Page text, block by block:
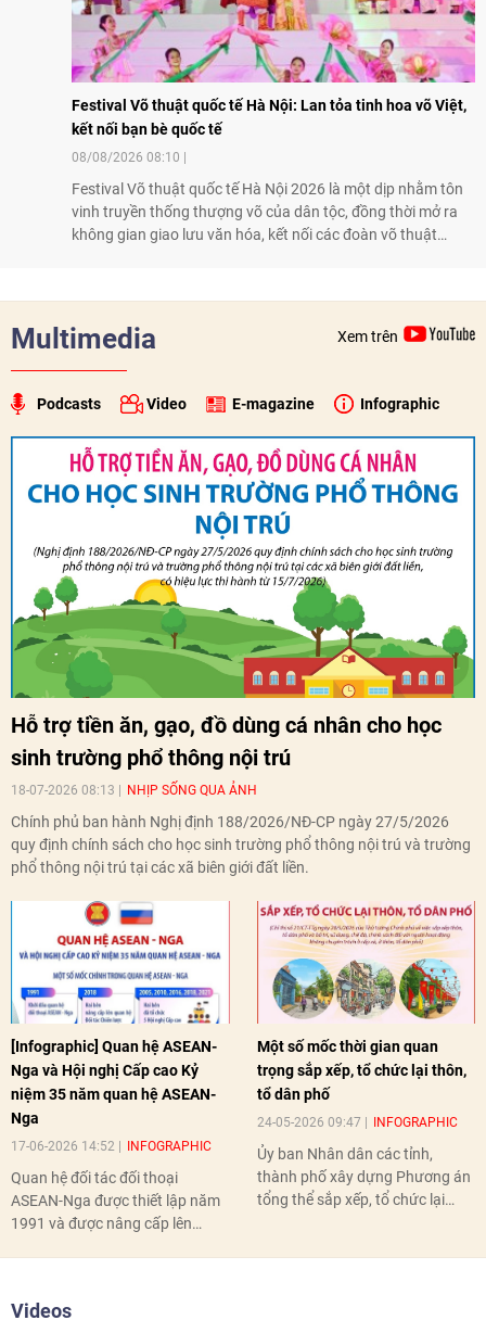
Festival Võ thuật quốc tế Hà Nội: Lan tỏa tinh hoa võ Việt,
kết nối bạn bè quốc tế
08/08/2026 08:10
Festival Võ thuật quốc tế Hà Nội 2026 là một dịp nhằm tôn
vinh truyền thống thượng võ của dân tộc, đồng thời mở ra
không gian giao lưu văn hóa, kết nối các đoàn võ thuật
Multimedia Xem trên
Podcasts Video E-magazine Infographic
Hỗ trợ tiền ăn, gạo, đồ dùng cá nhân cho học
sinh trường phổ thông nội trú
18-07-2026 08:13 NHỊP SỐNG QUA ẢNH
Chính phủ ban hành Nghị định 188/2026/NĐ-CP ngày 27/5/2026
quy định chính sách cho học sinh trường phổ thông nội trú và trường
phổ thông nội trú tại các xã biên giới đất liền.
[Infographic] Quan hệ ASEAN-
Nga và Hội nghị Cấp cao Kỷ
niệm 35 năm quan hệ ASEAN-
Nga
17-06-2026 14:52 INFOGRAPHIC
Quan hệ đối tác đối thoại
ASEAN-Nga được thiết lập năm
1991 và được nâng cấp lên
2010, 2016, 2018, 2021.
Một số mốc thời gian quan
trọng sắp xếp, tổ chức lại thôn,
tổ dân phố
24-05-2026 09:47 INFOGRAPHIC
Ủy ban Nhân dân các tỉnh,
thành phố xây dựng Phương án
tổng thể sắp xếp, tổ chức lại
Videos